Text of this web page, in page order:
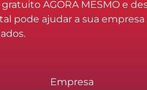
AGORA MESMO e
pode ajudar a sua empresa
Empresa